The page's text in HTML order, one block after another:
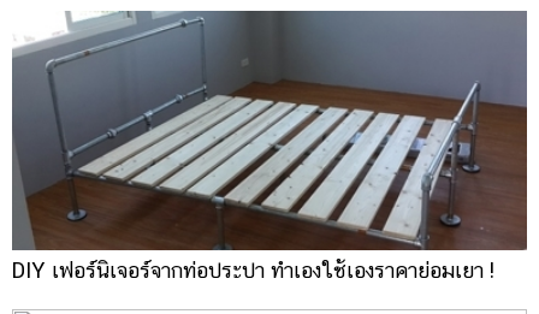
DIY เฟอร์นิเจอร์จากท่อประปา ทำเองใช้เองราคาย่อมเยา !